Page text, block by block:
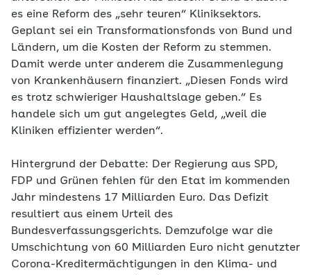
es eine Reform des „sehr teuren“ Kliniksektors.
Geplant sei ein Transformationsfonds von Bund und
Ländern, um die Kosten der Reform zu stemmen.
Damit werde unter anderem die Zusammenlegung
von Krankenhäusern finanziert. „Diesen Fonds wird
es trotz schwieriger Haushaltslage geben.“ Es
handele sich um gut angelegtes Geld, „weil die
Kliniken effizienter werden“.
Hintergrund der Debatte: Der Regierung aus SPD,
FDP und Grünen fehlen für den Etat im kommenden
Jahr mindestens 17 Milliarden Euro. Das Defizit
resultiert aus einem Urteil des
Bundesverfassungsgerichts. Demzufolge war die
Umschichtung von 60 Milliarden Euro nicht genutzter
Corona-Kreditermächtigungen in den Klima- und